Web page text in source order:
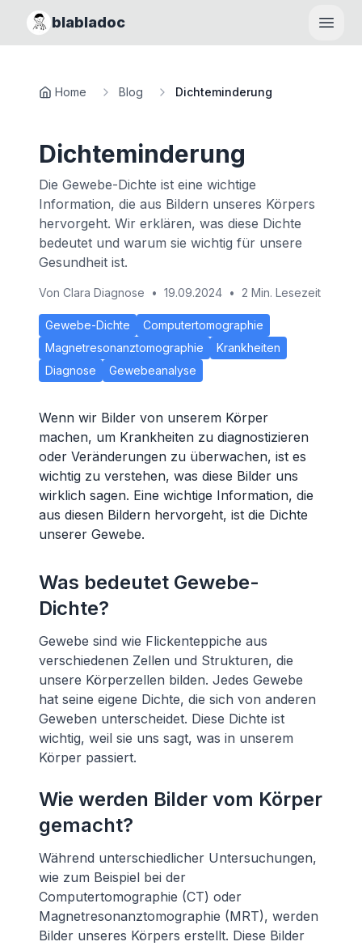
blabladoc
Home Blog Dichteminderung
Dichteminderung
Die Gewebe-Dichte ist eine wichtige
Information, die aus Bildern unseres Körpers
hervorgeht. Wir erklären, was diese Dichte
bedeutet und warum sie wichtig für unsere
Gesundheit ist.
Von Clara Diagnose • 19.09.2024 • 2 Min. Lesezeit
Gewebe-Dichte
Computertomographie
Magnetresonanztomographie
Krankheiten
Diagnose
Gewebeanalyse
Wenn wir Bilder von unserem Körper
machen, um Krankheiten zu diagnostizieren
oder Veränderungen zu überwachen, ist es
wichtig zu verstehen, was diese Bilder uns
wirklich sagen. Eine wichtige Information, die
aus diesen Bildern hervorgeht, ist die Dichte
unserer Gewebe.
Was bedeutet Gewebe-
Dichte?
Gewebe sind wie Flickenteppiche aus
verschiedenen Zellen und Strukturen, die
unsere Körperzellen bilden. Jedes Gewebe
hat seine eigene Dichte, die sich von anderen
Geweben unterscheidet. Diese Dichte ist
wichtig, weil sie uns sagt, was in unserem
Körper passiert.
Wie werden Bilder vom Körper
gemacht?
Während unterschiedlicher Untersuchungen,
wie zum Beispiel bei der
Computertomographie (CT) oder
Magnetresonanztomographie (MRT), werden
Bilder unseres Körpers erstellt. Diese Bilder